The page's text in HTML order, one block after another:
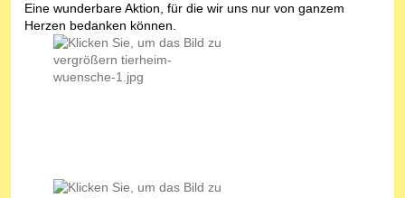
Eine wunderbare Aktion, für die wir uns nur von ganzem
Herzen bedanken können.